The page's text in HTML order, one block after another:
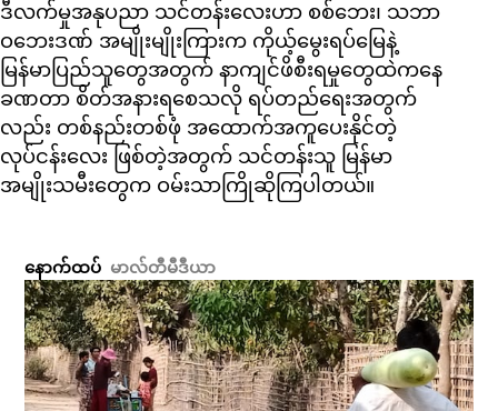
ဒီလက်မှုအနုပညာ သင်တန်းလေးဟာ စစ်ဘေး၊ သဘာ
ဝဘေးဒဏ် အမျိုးမျိုးကြားက ကိုယ့်မွေးရပ်မြေနဲ့
မြန်မာပြည်သူတွေအတွက် နာကျင်ဖိစီးရမှုတွေထဲကနေ
ခဏတာ စိတ်အနားရစေသလို ရပ်တည်ရေးအတွက်
လည်း တစ်နည်းတစ်ဖုံ အထောက်အကူပေးနိုင်တဲ့
လုပ်ငန်းလေး ဖြစ်တဲ့အတွက် သင်တန်းသူ မြန်မာ
အမျိုးသမီးတွေက ဝမ်းသာကြိုဆိုကြပါတယ်။
နောက်ထပ် မာလ်တီမီဒီယာ